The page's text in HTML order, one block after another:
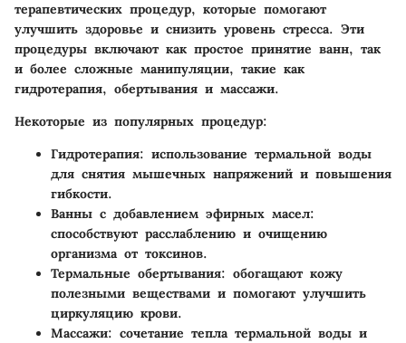
терапевтических процедур, которые помогают
улучшить здоровье и снизить уровень стресса. Эти
процедуры включают как простое принятие ванн, так
и более сложные манипуляции, такие как
гидротерапия, обертывания и массажи.
Некоторые из популярных процедур:
Гидротерапия: использование термальной воды
для снятия мышечных напряжений и повышения
гибкости.
Ванны с добавлением эфирных масел:
способствуют расслаблению и очищению
организма от токсинов.
Термальные обертывания: обогащают кожу
полезными веществами и помогают улучшить
циркуляцию крови.
Массажи: сочетание тепла термальной воды и